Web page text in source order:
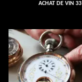
ACHAT DE VIN 33